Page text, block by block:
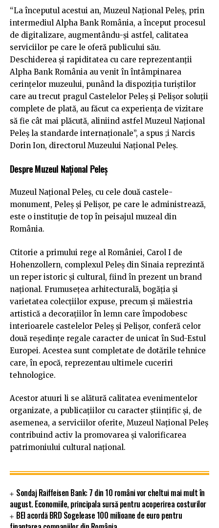
“La începutul acestui an, Muzeul Național Peleș, prin
intermediul Alpha Bank România, a început procesul
de digitalizare, augmentându-și astfel, calitatea
serviciilor pe care le oferă publicului său.
Deschiderea și rapiditatea cu care reprezentanții
Alpha Bank România au venit în întâmpinarea
cerințelor muzeului, punând la dispoziția turiștilor
care au trecut pragul Castelelor Peleș și Pelișor soluții
complete de plată, au făcut ca experiența de vizitare
să fie cât mai plăcută, aliniind astfel Muzeul Național
Peleș la standarde internaționale”, a spus ;i Narcis
Dorin Ion, directorul Muzeului Național Peleș.
Despre Muzeul Național Peleș
Muzeul Național Peleș, cu cele două castele-
monument, Peleș și Pelișor, pe care le administrează,
este o instituție de top în peisajul muzeal din
România.
Ctitorie a primului rege al României, Carol I de
Hohenzollern, complexul Peleș din Sinaia reprezintă
un reper istoric și cultural, fiind în prezent un brand
național. Frumusețea arhitecturală, bogăția și
varietatea colecțiilor expuse, precum și măiestria
artistică a decorațiilor în lemn care împodobesc
interioarele castelelor Peleș și Pelișor, conferă celor
două reședințe regale caracter de unicat în Sud-Estul
Europei. Acestea sunt completate de dotările tehnice
care, în epocă, reprezentau ultimele cuceriri
tehnologice.
Acestor atuuri li se alătură calitatea evenimentelor
organizate, a publicațiilor cu caracter științific și, de
asemenea, a serviciilor oferite, Muzeul Național Peleș
contribuind activ la promovarea și valorificarea
patrimoniului cultural național.
Sondaj Raiffeisen Bank: 7 din 10 români vor cheltui mai mult în
august. Economiile, principala sursă pentru acoperirea costurilor
BEI acordă BRD Sogelease 100 milioane de euro pentru